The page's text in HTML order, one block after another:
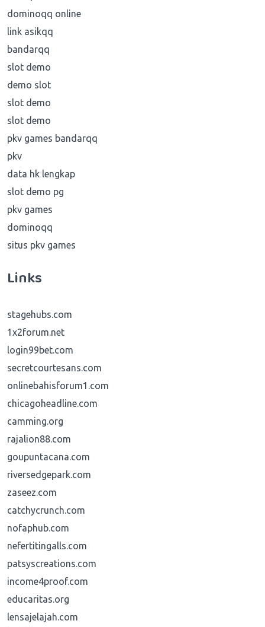
dominoqq online
link asikqq
bandarqq
slot demo
demo slot
slot demo
slot demo
pkv games bandarqq
pkv
data hk lengkap
slot demo pg
pkv games
dominoqq
situs pkv games
Links
stagehubs.com
1x2forum.net
login99bet.com
secretcourtesans.com
onlinebahisforum1.com
chicagoheadline.com
camming.org
rajalion88.com
goupuntacana.com
riversedgepark.com
zaseez.com
catchycrunch.com
nofaphub.com
nefertitingalls.com
patsyscreations.com
income4proof.com
educaritas.org
lensajelajah.com